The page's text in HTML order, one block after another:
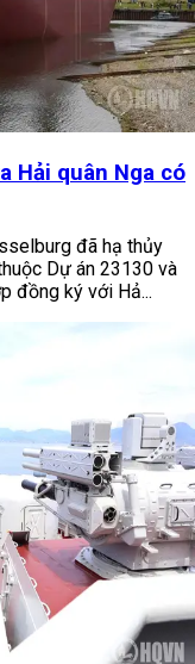
Hải quân Nga có
đã hạ thủy
Dự án 23130 và
đồng ký với Hả...